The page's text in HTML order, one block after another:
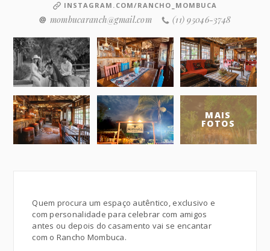
INSTAGRAM.COM/RANCHO_MOMBUCA
mombucaranch@gmail.com (11) 95046-3748
MAIS
FOTOS
Quem procura um espaço autêntico, exclusivo e
com personalidade para celebrar com amigos
antes ou depois do casamento vai se encantar
com o Rancho Mombuca.